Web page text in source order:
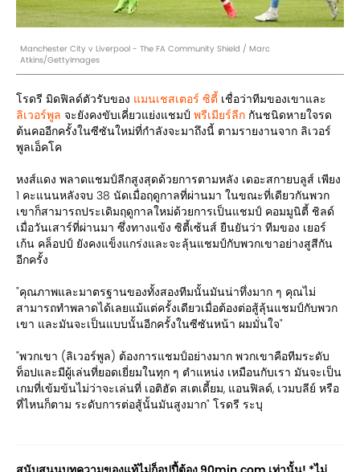
Manchester City v Liverpool - The FA Community Shield / Marc
Atkins/GettyImages
โรดรี มิดฟิลด์ตัวรับของ แมนเชสเตอร์ ซิตี้ เชื่อว่าทีมของเขาและ
ลิเวอร์พูล จะยังคงขับเคี่ยวแย่งแชมป์ พรีเมียร์ลีก กันชนิดหายใจรด
ต้นคออีกครั้งในซีซันใหม่ที่กำลังจะมาถึงนี้ ตามรายงานจาก ลิเวอร์
พูลเอ็คโค
หงส์แดง พลาดแชมป์ลีกสูงสุดด้วยการตามหลัง เดอะสกายบลูส์ เพียง
1 คะแนนหลังจบ 38 นัดเมื่อฤดูกาลที่ผ่านมา ในขณะที่เดียวกันพวก
เขาก็สามารถประเดิมฤดูกาลใหม่ด้วยการเป็นแชมป์ คอมมูนิตี้ ชิลด์
เมื่อวันเสาร์ที่ผ่านมา ซึ่งทางแข้ง ซิตี้เซ้นส์ ยืนยันว่า ทีมของ เยอร์
เก้น คล็อปป์ ยังคงแข็งแกร่งและจะลุ้นแชมป์กับพวกเขาอย่างสูสีกัน
อีกครั้ง
"คุณภาพและมาตรฐานของทั้งสองทีมนั้นมันน่าทึ่งมาก ๆ คุณไม่
สามารถทำพลาดได้เลยแม้แต่ครั้งเดียวเมื่อต้องต่อสู้ลุ้นแชมป์กับพวก
เขา และมันจะเป็นแบบนั้นอีกครั้งในซีซันหน้า ผมมั่นใจ"
"พวกเขา (ลิเวอร์พูล) ต้องการแชมป์อย่างมาก พวกเขาคือทีมระดับ
ท็อปและมีผู้เล่นที่ยอดเยี่ยมในทุก ๆ ตำแหน่ง เหมือนกับเรา มันจะเป็น
เกมที่เข้มข้นไม่ว่าจะเล่นที่ เอติฮัด สเตเดี้ยม, แอนฟิลด์, เวมบลีย์ หรือ
ที่ไหนก็ตาม ระดับการต่อสู้นั้นมันสูงมาก" โรดรี ระบุ